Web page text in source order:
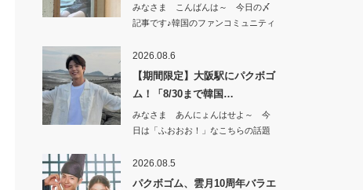
みなさま こんばんは～ 今日の〆
記事です♪韓国のファンコミュニティ
2026.08.6
【期間限定】大阪駅にパクボゴ
ム！「8/30まで韓国…
みなさま あんにょんはせよ～ 今
日は「ふおおお！」なこちらの話題
2026.08.5
パクボゴム、雲月10周年バラエ